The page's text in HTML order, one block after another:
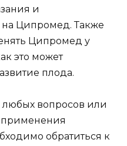
и
Ципромед. Также
Ципромед у
это может
плода.
любых вопросов или
применения
обратиться к